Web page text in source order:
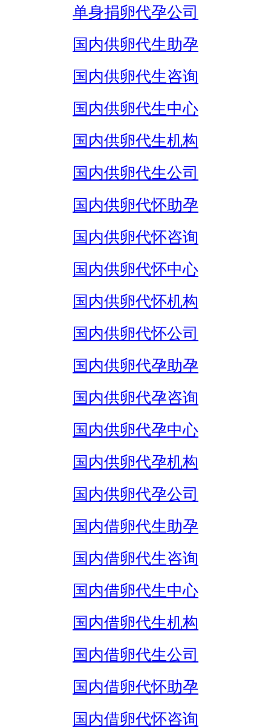
单身捐卵代孕公司
国内供卵代生助孕
国内供卵代生咨询
国内供卵代生中心
国内供卵代生机构
国内供卵代生公司
国内供卵代怀助孕
国内供卵代怀咨询
国内供卵代怀中心
国内供卵代怀机构
国内供卵代怀公司
国内供卵代孕助孕
国内供卵代孕咨询
国内供卵代孕中心
国内供卵代孕机构
国内供卵代孕公司
国内借卵代生助孕
国内借卵代生咨询
国内借卵代生中心
国内借卵代生机构
国内借卵代生公司
国内借卵代怀助孕
国内借卵代怀咨询